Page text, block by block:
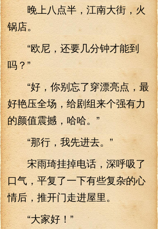
晚上八点半，江南大街，火
锅店。
“欧尼，还要几分钟才能到
吗？”
“好，你别忘了穿漂亮点，最
好艳压全场，给剧组来个强有力
的颜值震撼，哈哈。”
“那行，我先进去。”
宋雨琦挂掉电话，深呼吸了
口气，平复了一下有些复杂的心
情后，推开门走进屋里。
“大家好！”